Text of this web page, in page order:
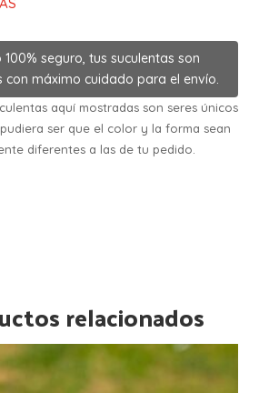
100% seguro, tus suculentas son
con máximo cuidado para el envío.
aquí mostradas son seres únicos
ser que el color y la forma sean
diferentes a las de tu pedido.
relacionados